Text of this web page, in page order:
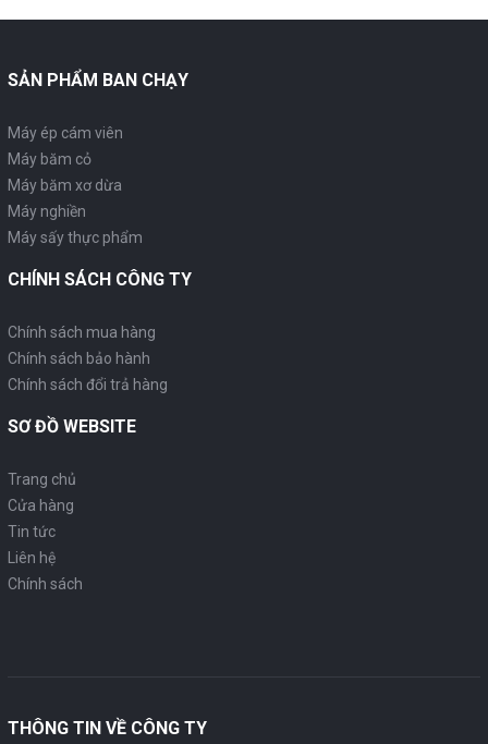
SẢN PHẨM BAN CHẠY
Máy ép cám viên
Máy băm cỏ
Máy băm xơ dừa
Máy nghiền
Máy sấy thực phẩm
CHÍNH SÁCH CÔNG TY
Chính sách mua hàng
Chính sách bảo hành
Chính sách đổi trả hàng
SƠ ĐỒ WEBSITE
Trang chủ
Cửa hàng
Tin tức
Liên hệ
Chính sách
THÔNG TIN VỀ CÔNG TY